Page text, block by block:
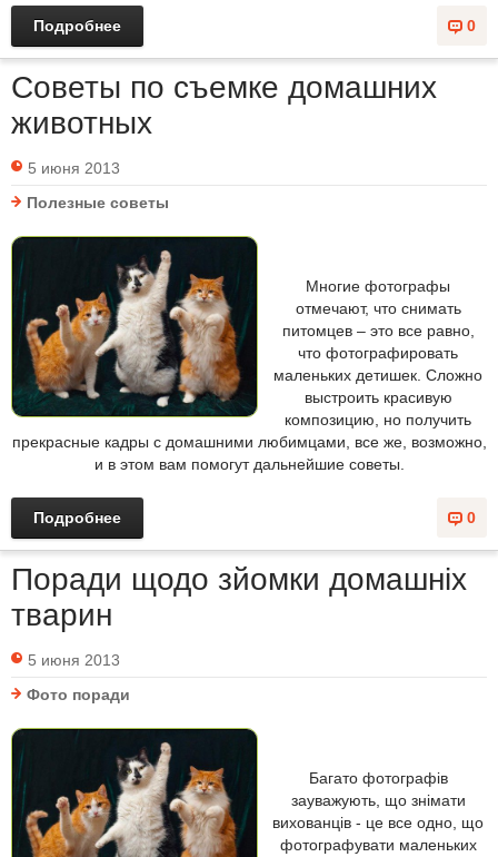
0
Подробнее
Советы по съемке домашних
животных
5 июня 2013
Полезные советы
Многие фотографы
отмечают, что снимать
питомцев – это все равно,
что фотографировать
маленьких детишек. Сложно
выстроить красивую
композицию, но получить
прекрасные кадры с домашними любимцами, все же, возможно,
и в этом вам помогут дальнейшие советы.
0
Подробнее
Поради щодо зйомки домашніх
тварин
5 июня 2013
Фото поради
Багато фотографів
зауважують, що знімати
вихованців - це все одно, що
фотографувати маленьких